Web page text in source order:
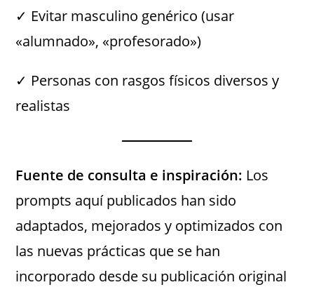
✓ Evitar masculino genérico (usar
«alumnado», «profesorado»)
✓ Personas con rasgos físicos diversos y
realistas
Fuente de consulta e inspiración: Los
prompts aquí publicados han sido
adaptados, mejorados y optimizados con
las nuevas prácticas que se han
incorporado desde su publicación original